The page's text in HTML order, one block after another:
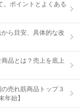
。ポイントとよくある
ら目安、具体的な改
品とは？売上を底上
売れ筋商品トップ３
年始】